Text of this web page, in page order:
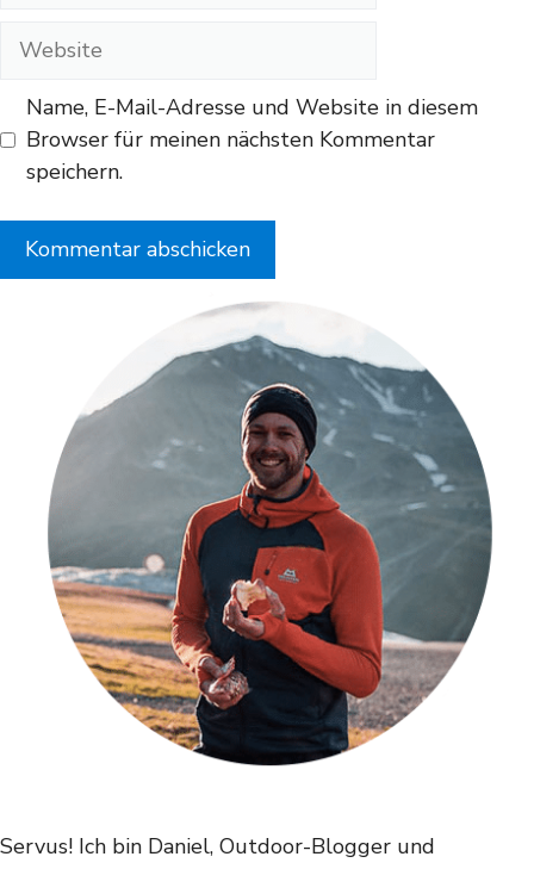
Website
Name, E-Mail-Adresse und Website in diesem
Browser für meinen nächsten Kommentar
speichern.
Servus! Ich bin Daniel, Outdoor-Blogger und